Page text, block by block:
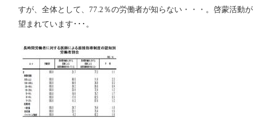
すが、全体として、 77.2 ％の労働者が知らない・・・。啓蒙活動が
望まれています･･･。